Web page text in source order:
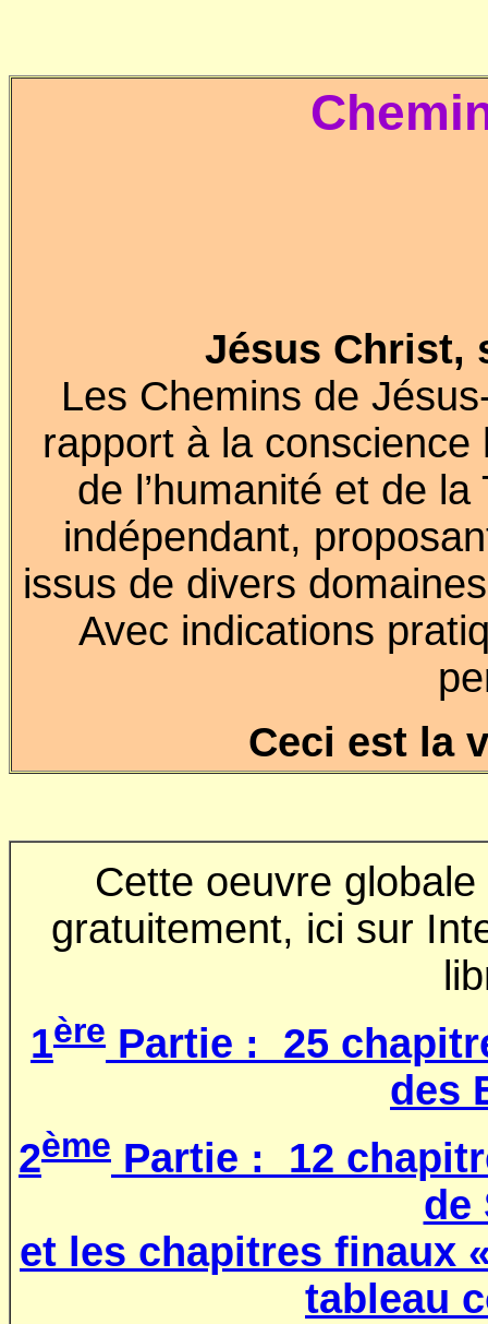
Jésus Christ,
Les Chemins de
rapport à la
de l’humanité et de
indépendant,
issus de divers
Avec indications
Ceci est la
Cette oeuvre
gratuitement, ici sur
1ère Partie : 25
des
2ème Partie : 12
de
et les chapitres finaux
tableau